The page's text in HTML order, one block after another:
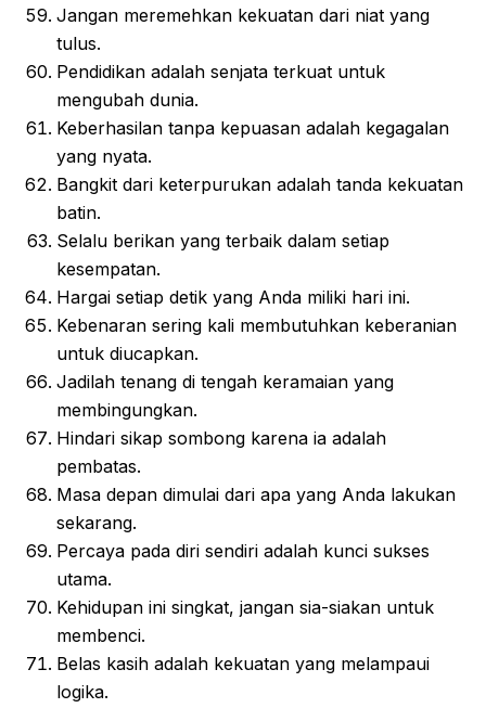
Jangan meremehkan kekuatan dari niat yang
tulus.
Pendidikan adalah senjata terkuat untuk
mengubah dunia.
Keberhasilan tanpa kepuasan adalah kegagalan
yang nyata.
Bangkit dari keterpurukan adalah tanda kekuatan
batin.
Selalu berikan yang terbaik dalam setiap
kesempatan.
Hargai setiap detik yang Anda miliki hari ini.
Kebenaran sering kali membutuhkan keberanian
untuk diucapkan.
Jadilah tenang di tengah keramaian yang
membingungkan.
Hindari sikap sombong karena ia adalah
pembatas.
Masa depan dimulai dari apa yang Anda lakukan
sekarang.
Percaya pada diri sendiri adalah kunci sukses
utama.
Kehidupan ini singkat, jangan sia-siakan untuk
membenci.
Belas kasih adalah kekuatan yang melampaui
logika.